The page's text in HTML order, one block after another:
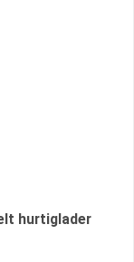
hurtiglader